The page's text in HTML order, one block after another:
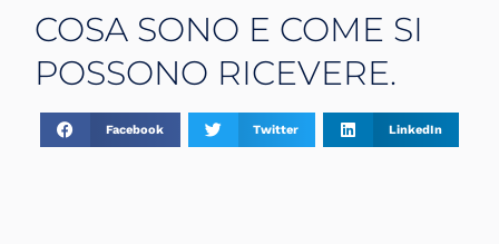
COSA SONO E COME SI
POSSONO RICEVERE.
Facebook Twitter LinkedIn